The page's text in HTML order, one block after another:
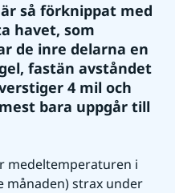
så förknippat med
havet, som
de inre delarna en
fastän avståndet
4 mil och
bara uppgår till
medeltemperaturen i
månaden) strax under